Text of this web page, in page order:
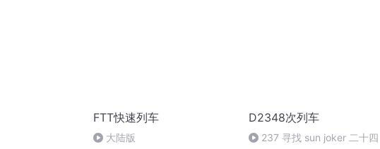
FTT快速列车
大陆版
D2348次列车
237 寻找 sun joker 二十四